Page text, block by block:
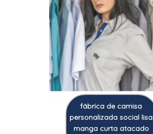
fábrica de camisa
personalizada social lisa
manga curta atacado